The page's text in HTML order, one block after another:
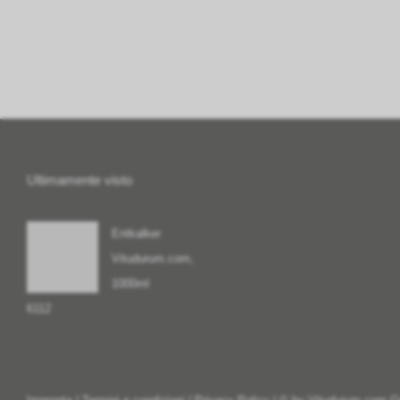
Ultimamente visto
Entkalker
Vitudurum.com,
1000ml